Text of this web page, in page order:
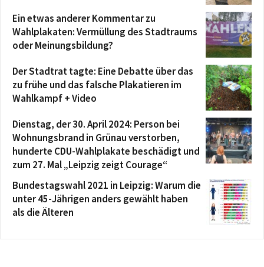
Ein etwas anderer Kommentar zu
Wahlplakaten: Vermüllung des Stadtraums
oder Meinungsbildung?
Der Stadtrat tagte: Eine Debatte über das
zu frühe und das falsche Plakatieren im
Wahlkampf + Video
Dienstag, der 30. April 2024: Person bei
Wohnungsbrand in Grünau verstorben,
hunderte CDU-Wahlplakate beschädigt und
zum 27. Mal „Leipzig zeigt Courage“
Bundestagswahl 2021 in Leipzig: Warum die
unter 45-Jährigen anders gewählt haben
als die Älteren